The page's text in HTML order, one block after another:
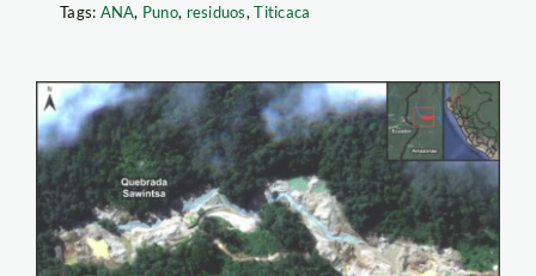
Tags: ANA, Puno, residuos,Titicaca
1536×1086-maap